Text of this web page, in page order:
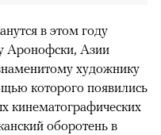
в этом году
Аронофски, Азии
художнику
которого появились
кинематографических
оборотень в